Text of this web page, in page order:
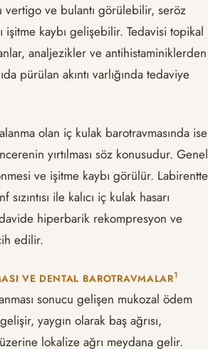
vertigo ve bulantı görülebilir, seröz
işitme kaybı gelişebilir. Tedavisi topikal
analjezikler ve antihistaminiklerden
pürülan akıntı varlığında tedaviye
olan iç kulak barotravmasında ise
yırtılması söz konusudur. Genel
ve işitme kaybı görülür. Labirentte
ile kalıcı iç kulak hasarı
hiperbarik rekompresyon ve
edilir.
VE DENTAL BAROTRAVMALAR​1​
sonucu gelişen mukozal ödem
yaygın olarak baş ağrısı,
lokalize ağrı meydana gelir.